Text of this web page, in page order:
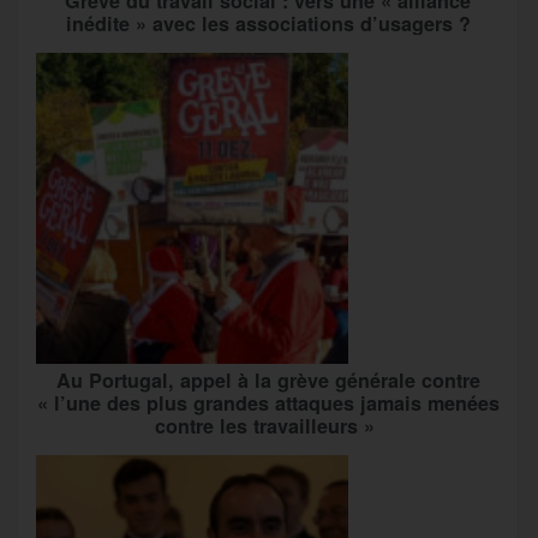
inédite » avec les associations d’usagers ?
Au Portugal, appel à la grève générale contre
« l’une des plus grandes attaques jamais menées
contre les travailleurs »